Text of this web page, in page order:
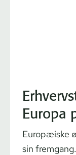
Europa
Europæiske
sin